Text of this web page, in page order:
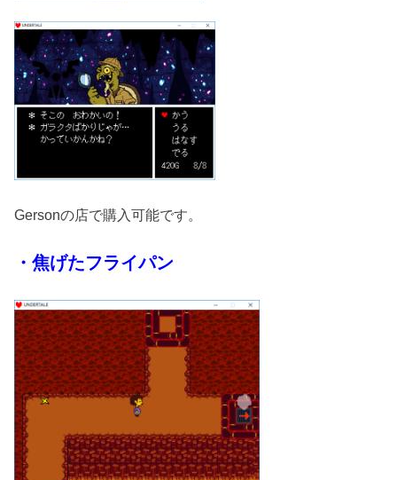
Gersonの店で購入可能です。
・焦げたフライパン